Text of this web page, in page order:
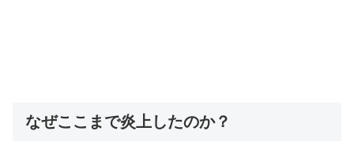
なぜここまで炎上したのか？